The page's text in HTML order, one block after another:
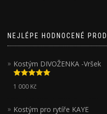
NEJLÉPE HODNOCENÉ
Kostým DIVOŽENKA -Vršek
5.00z 5
1 000 Kč
Kostým pro rytíře KAYE